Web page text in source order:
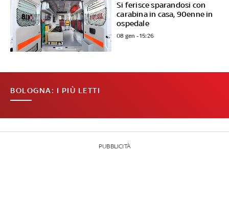
Si ferisce sparandosi con
carabina in casa, 90enne in
ospedale
08 gen - 15:26
BOLOGNA: I PIÙ LETTI
PUBBLICITÀ